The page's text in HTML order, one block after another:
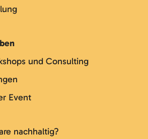
und Consulting
Event
nachhaltig?